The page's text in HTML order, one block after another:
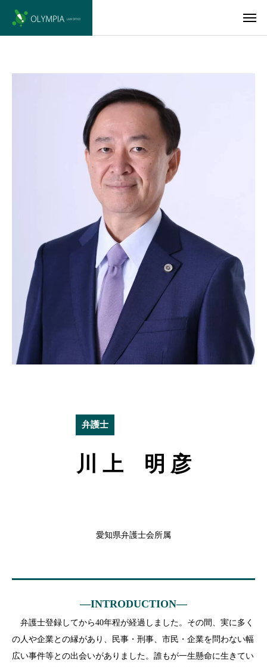
弁護士
川 上 明 彦
愛知県弁護士会所属
―INTRODUCTION―
弁護士登録してから40年程が経過しました。その間、実に多く
の人や企業との縁があり、民事・刑事、市民・企業を問わない幅
広い事件等との出会いがありました。誰もが一生懸命に生きてい